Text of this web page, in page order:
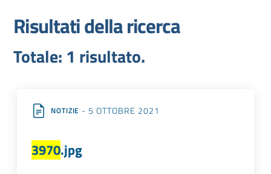
Risultati della ricerca
Totale: 1 risultato.
NOTIZIE - 5 OTTOBRE 2021
3970.jpg